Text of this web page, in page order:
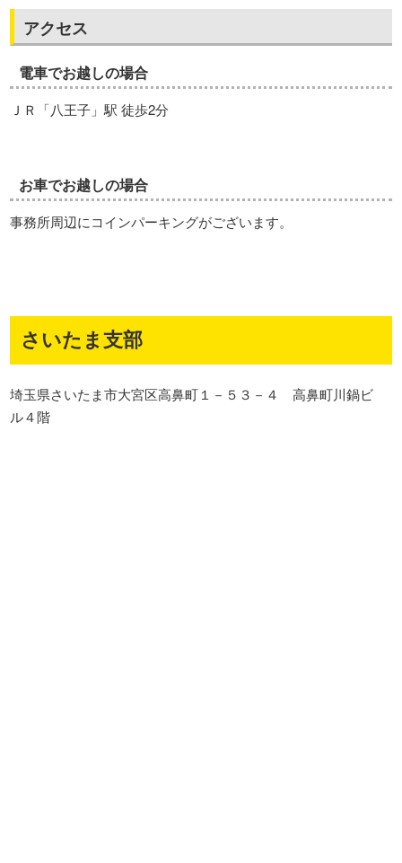
アクセス
電車でお越しの場合
ＪＲ「八王子」駅 徒歩2分
お車でお越しの場合
事務所周辺にコインパーキングがございます。
さいたま支部
埼玉県さいたま市大宮区高鼻町１－５３－４ 高鼻町川鍋ビ
ル４階